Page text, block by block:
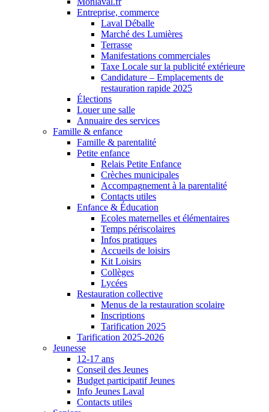
Entreprise, commerce
Laval Déballe
Marché des Lumières
Terrasse
Manifestations commerciales
Taxe Locale sur la publicité extérieure
Candidature – Emplacements de
restauration rapide 2025
Élections
Louer une salle
Annuaire des services
Famille & enfance
Famille & parentalité
Petite enfance
Relais Petite Enfance
Crèches municipales
Accompagnement à la parentalité
Contacts utiles
Enfance & Éducation
Ecoles maternelles et élémentaires
Temps périscolaires
Infos pratiques
Accueils de loisirs
Kit Loisirs
Collèges
Lycées
Restauration collective
Menus de la restauration scolaire
Inscriptions
Tarification 2025
Tarification 2025-2026
Jeunesse
12-17 ans
Conseil des Jeunes
Budget participatif Jeunes
Info Jeunes Laval
Contacts utiles